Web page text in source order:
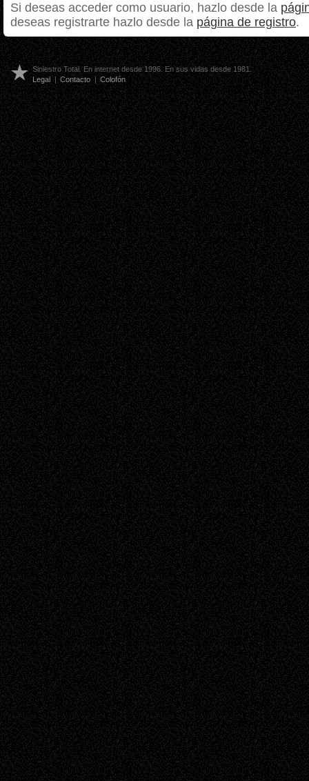
Si deseas acceder como usuario, hazlo desde la
deseas registrarte hazlo desde la página de registro.
Siniestro Total. En internet desde 1996. En sus vidas desde 1981.
Legal | Contacto | Colofón